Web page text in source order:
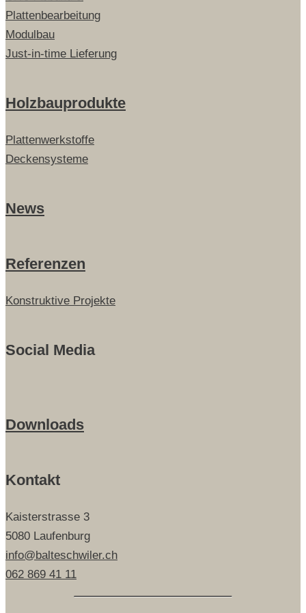
Plattenbearbeitung
Modulbau
Just-in-time Lieferung
Holzbauprodukte
Plattenwerkstoffe
Deckensysteme
News
Referenzen
Konstruktive Projekte
Social Media
Downloads
Kontakt
Kaisterstrasse 3
5080 Laufenburg
info@balteschwiler.ch
062 869 41 11